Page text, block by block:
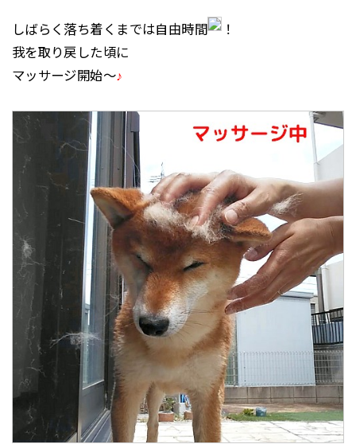
しばらく落ち着くまでは自由時間
！
我を取り戻した頃に
マッサージ開始～♪